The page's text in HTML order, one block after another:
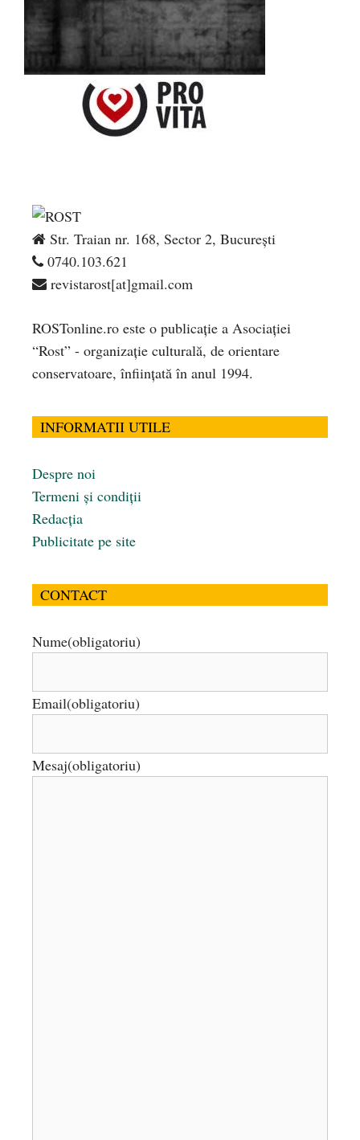
Str. Traian nr. 168, Sector 2, București
0740.103.621
revistarost[at]gmail.com
ROSTonline.ro este o publicaţie a Asociaţiei
“Rost” - organizaţie culturală, de orientare
conservatoare, înfiinţată în anul 1994.
INFORMATII UTILE
Despre noi
Termeni și condiții
Redacția
Publicitate pe site
CONTACT
Nume(obligatoriu)
Email(obligatoriu)
Mesaj(obligatoriu)